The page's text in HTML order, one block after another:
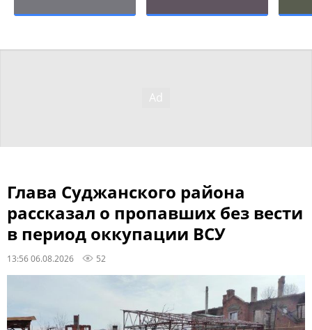
Глава Суджанского района
рассказал о пропавших без вести
в период оккупации ВСУ
13:56 06.08.2026 52